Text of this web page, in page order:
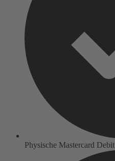
Physische Mastercard Debit